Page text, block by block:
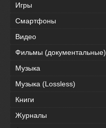
Игры
Смартфоны
Видео
Фильмы (документальные)
Музыка
Музыка (Lossless)
Книги
Журналы